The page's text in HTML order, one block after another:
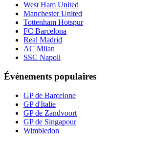
West Ham United
Manchester United
Tottenham Hotspur
FC Barcelona
Real Madrid
AC Milan
SSC Napoli
Événements populaires
GP de Barcelone
GP d'Italie
GP de Zandvoort
GP de Singapour
Wimbledon